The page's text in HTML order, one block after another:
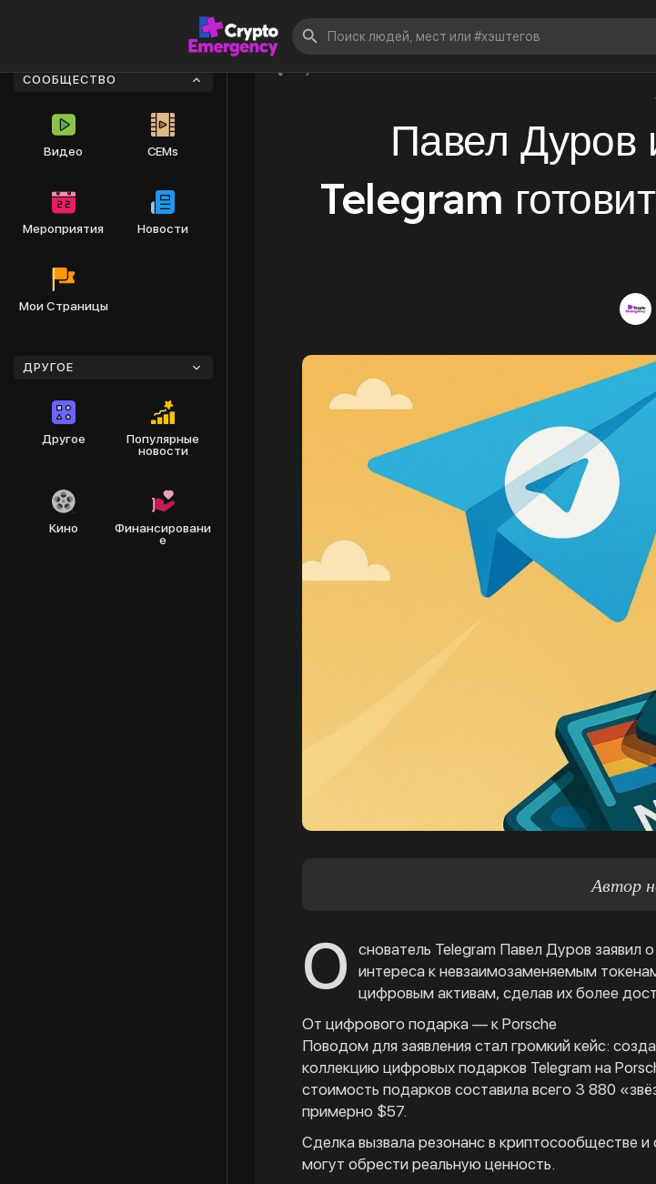
СООБЩЕСТВО
Видео CEMs
Мероприятия Новости
Мои Страницы
ДРУГОЕ
Другое
Популярные
новости
Кино
Финансировани
е
Павел Дуров
Telegram
Автор
О
снователь Telegram Павел Дуров
интереса к невзаимозаменяемым
цифровым активам, сделав их более
От цифрового подарка — к Porsche
Поводом для заявления стал громкий кейс:
коллекцию цифровых подарков Telegram на
стоимость подарков составила всего 3 880
примерно $57.
Сделка вызвала резонанс в криптосообществе
могут обрести реальную ценность.